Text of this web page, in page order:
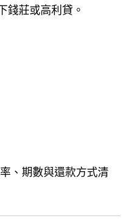
錢莊或高利貸。
、期數與還款方式清